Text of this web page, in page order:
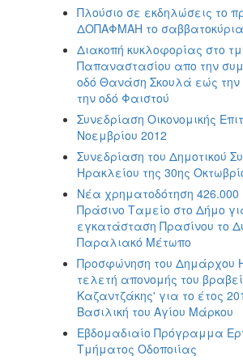
Πλούσιο σε εκδηλώσεις το
ΔΟΠΑΦΜΑΗ το
Διακοπή κυκλοφορίας στο
Παπαναστασίου απο την
οδό Θανάση Σκουλά εώς την
την οδό Φαιστού
Συνεδρίαση Οικονομικής
Νοεμβρίου 2012
Συνεδρίαση του Δημοτικού
Ηρακλείου της 30ης
Νέα χρηματοδότηση
Πράσινο Ταμείο στο Δήμο
εγκατάσταση Πρασίνου το
Παραλιακό Μέτωπο
Προσφώνηση του Δημάρχου
τελετή απονομής του
Καζαντζάκης' για το έτος
Βασιλική του Αγίου Μάρκου
Εβδομαδιαίο Πρόγραμμα
Τμήματος Οδοποιίας